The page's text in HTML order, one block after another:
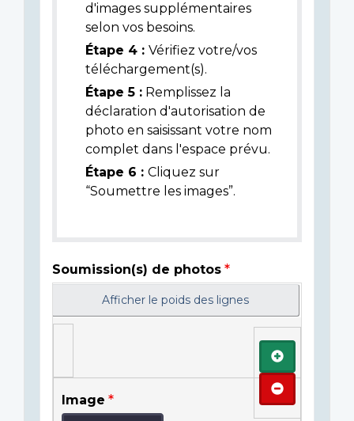
d'images supplémentaires
selon vos besoins.
Étape 4 : Vérifiez votre/vos
téléchargement(s).
Étape 5 : Remplissez la
déclaration d'autorisation de
photo en saisissant votre nom
complet dans l'espace prévu.
Étape 6 : Cliquez sur
“Soumettre les images”.
Soumission(s) de photos
Afficher le poids des lignes
Image
Ajouter
Retirer